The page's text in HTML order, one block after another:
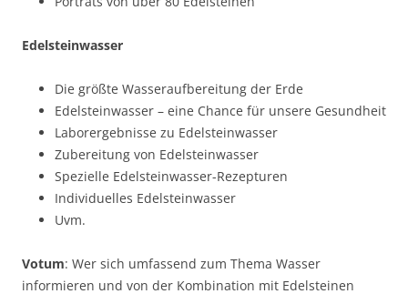
Edelsteinwasser
Die größte Wasseraufbereitung der Erde
Edelsteinwasser – eine Chance für unsere Gesundheit
Laborergebnisse zu Edelsteinwasser
Zubereitung von Edelsteinwasser
Spezielle Edelsteinwasser-Rezepturen
Individuelles Edelsteinwasser
Uvm.
Votum: Wer sich umfassend zum Thema Wasser
informieren und von der Kombination mit Edelsteinen